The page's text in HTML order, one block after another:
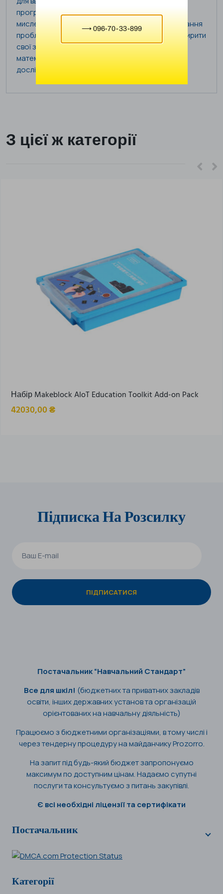
програмування. Він сприяє розвитку творчого
мислення, просторової уяви та навичок розв’язання
проблем. Крім того, набір дозволяє учням розширити
свої знання з науки, технології, інженерії та
математики через практичну роботу та власні
дослідження.
З цієї ж категорії
Набір Makeblock AIoT Education Toolkit Add-on Pack
42030,00₴
Підписка На Розсилку
Постачальник “Навчальний Стандарт”
Все для шкіл! (бюджетних та приватних закладів
освіти, інших державних установ та організацій
орієнтованих на навчальну діяльність)
Працюємо з бюджетними організаціями, в тому числі і
через тендерну процедуру на майданчику Prozorro.
На запит під будь-який бюджет запропонуємо
максимум по доступним цінам. Надаємо супутні
послуги та консультуємо з питань закупівлі.
Є всі необхідні ліцензії та сертифікати
Постачальник
Категорії
⟶ 096-70-33-899